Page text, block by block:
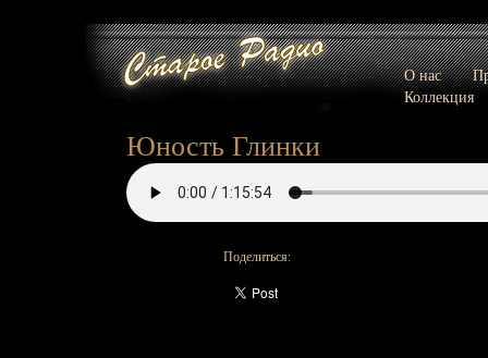
О нас
Коллекция
Юность Глинки
Поделиться: